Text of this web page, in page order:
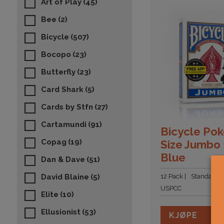
Art of Play (45)
Bee (2)
Bicycle (507)
Bocopo (23)
Butterfly (23)
Card Shark (5)
Cards by Stfn (27)
Cartamundi (91)
Copag (19)
Dan & Dave (51)
David Blaine (5)
Elite (10)
Ellusionist (53)
Bicycle
Size
Blue
12 Pack Standard
USPCC
KJØPE